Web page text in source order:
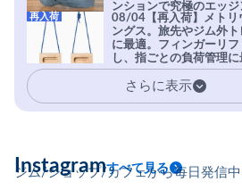
ンションで究極のエッジ
実現。進化系ラバー
を凌駕する粘着力で極小
安心感。
08/04【再入荷】メトリ
ングス。旅先やジム外
に最適。フィンガーリ
し、指ごとの負荷管理に
イマーの指を本気で鍛え
再入荷
さらに表示
ジム/ショップ/カフェから毎日発信中
Instagramすべて見る